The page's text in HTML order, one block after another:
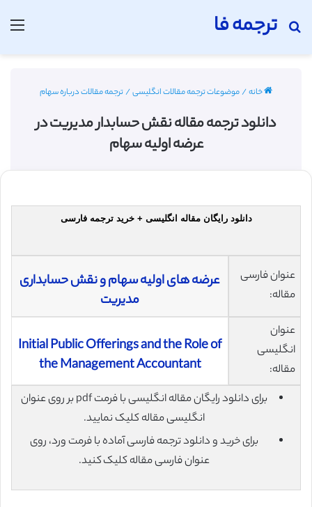
ترجمه فا
جستجو برای
خانه/موضوعات ترجمه مقالات انگلیسی/ترجمه مقالات درباره سهام
دانلود ترجمه مقاله نقش حسابدار مدیریت در
عرضه اولیه سهام
دانلود رایگان مقاله انگلیسی + خرید ترجمه فارسی
عنوان فارسی
مقاله:
عرضه های اولیه سهام و نقش حسابداری
مدیریت
عنوان
انگلیسی
مقاله:
Initial Public Offerings and the Role of
the Management Accountant
برای دانلود رایگان مقاله انگلیسی با فرمت pdf بر روی عنوان
انگلیسی مقاله کلیک نمایید.
برای خرید و دانلود ترجمه فارسی آماده با فرمت ورد، روی
عنوان فارسی مقاله کلیک کنید.